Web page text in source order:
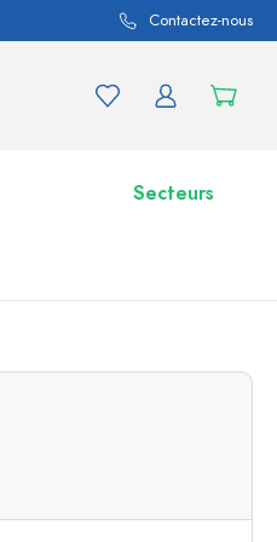
Contactez-nous
Secteurs